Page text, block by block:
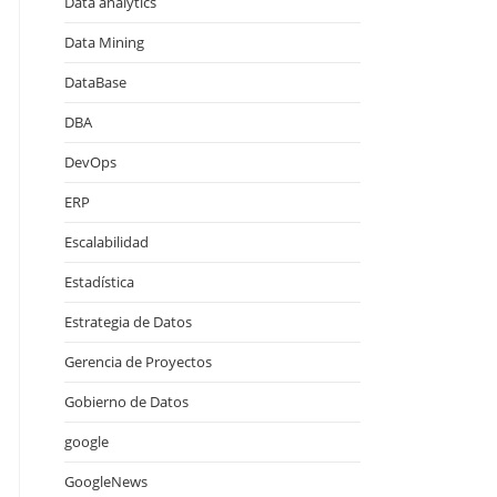
Data Mining
DataBase
DBA
DevOps
ERP
Escalabilidad
Estadística
Estrategia de Datos
Gerencia de Proyectos
Gobierno de Datos
google
GoogleNews